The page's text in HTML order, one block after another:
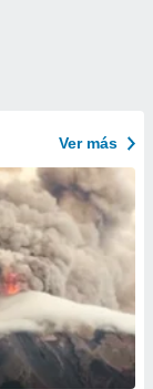
Ver más